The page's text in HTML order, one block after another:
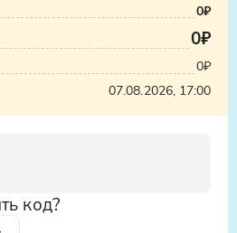
0₽
0₽
0₽
07.08.2026, 17:00
код?